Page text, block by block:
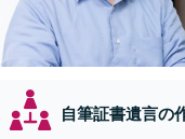
自筆証書遺言の